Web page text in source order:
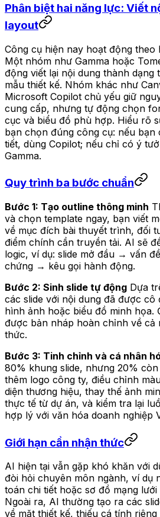
Phân biệt hai năng lực: Viết
layout
Công cụ hiện nay hoạt động theo
Một nhóm như Gamma hoặc
động viết lại nội dung thành dạng
mẫu thiết kế. Nhóm khác như
Microsoft Copilot chủ yếu giữ
cung cấp, nhưng tự động chọn
cục và biểu đồ phù hợp. Hiểu rõ
bạn chọn đúng công cụ: nếu bạn
tiết, dùng Copilot; nếu chỉ có ý
Gamma.
Quy trình ba bước chuẩn
Bước 1: Tạo outline thông minh
và chọn template ngay, bạn viết
về mục đích bài thuyết trình, đối
điểm chính cần truyền tải. AI sẽ
logic, ví dụ: slide mở đầu → vấn
chứng → kêu gọi hành động.
Bước 2: Sinh slide tự động Dựa
các slide với nội dung đã được cô
hình ảnh hoặc biểu đồ minh họa.
được bản nháp hoàn chỉnh về cả
thức.
Bước 3: Tinh chỉnh và cá nhân
80% khung slide, nhưng 20%
thêm logo công ty, điều chỉnh
diện thương hiệu, thay thế ảnh
thực tế từ dự án, và kiểm tra lại
hợp lý với văn hóa doanh nghiệp
Giới hạn cần nhận thức
AI hiện tại vẫn gặp khó khăn với
đòi hỏi chuyên môn ngành, ví dụ
toán chi tiết hoặc sơ đồ mạng lưới
Ngoài ra, AI thường tạo ra các
về mặt thiết kế, thiếu cá tính